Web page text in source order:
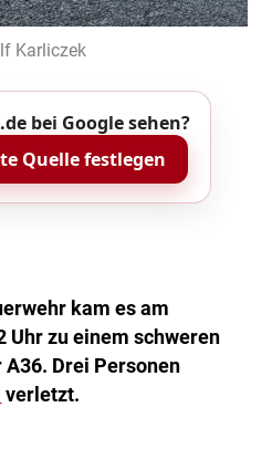
Karliczek
bei Google sehen?
Quelle festlegen
kam es am
Uhr zu einem schweren
Drei Personen
verletzt.